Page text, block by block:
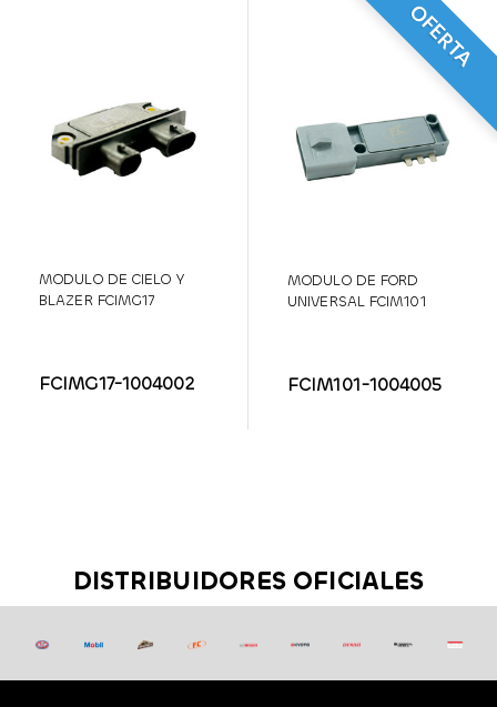
MODULO DE CIELO Y
BLAZER FCIMG17
FCIMG17-1004002
OFERTA
MODULO DE FORD
UNIVERSAL FCIM101
FCIM101-1004005
DISTRIBUIDORES OFICIALES